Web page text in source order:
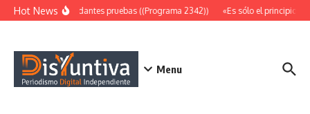
Saltar al contenido
Hot NewsAbundantes pruebas ((Programa 2342)) «Es sólo el principio»
Menu